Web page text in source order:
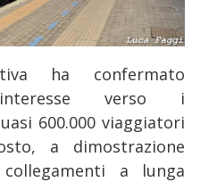
ha confermato
verso i
600.000 viaggiatori
a dimostrazione
a lunga